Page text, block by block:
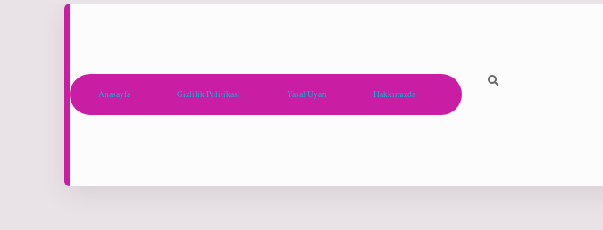
Anasayfa Gizlilik Politikası Yasal Uyarı Hakkımızda